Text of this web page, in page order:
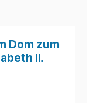
Dom zum
II.